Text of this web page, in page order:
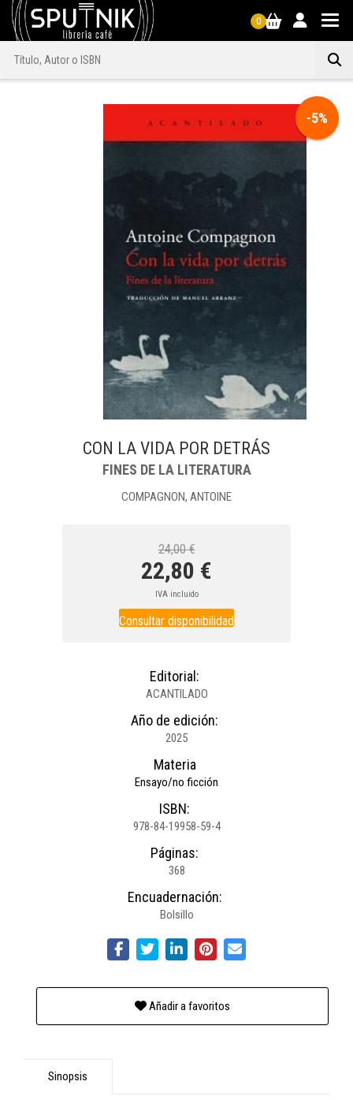
0
-5%
CON LA VIDA POR DETRÁS
FINES DE LA LITERATURA
COMPAGNON, ANTOINE
24,00 €
22,80 €
IVA incluido
Consultar disponibilidad
Editorial:
ACANTILADO
Año de edición:
2025
Materia
Ensayo/no ficción
ISBN:
978-84-19958-59-4
Páginas:
368
Encuadernación:
Bolsillo
Añadir a favoritos
Sinopsis